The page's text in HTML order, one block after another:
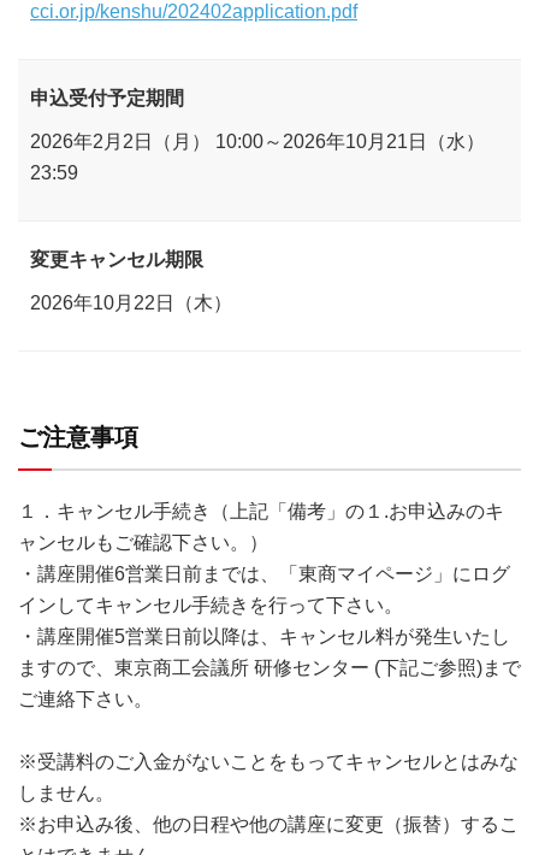
cci.or.jp/kenshu/202402application.pdf
申込受付予定期間
2026年2月2日（月） 10:00～2026年10月21日（水）
23:59
変更キャンセル期限
2026年10月22日（木）
ご注意事項
１．キャンセル手続き（上記「備考」の１.お申込みのキ
ャンセルもご確認下さい。）
・講座開催6営業日前までは、「東商マイページ」にログ
インしてキャンセル手続きを行って下さい。
・講座開催5営業日前以降は、キャンセル料が発生いたし
ますので、東京商工会議所 研修センター (下記ご参照)まで
ご連絡下さい。
※受講料のご入金がないことをもってキャンセルとはみな
しません。
※お申込み後、他の日程や他の講座に変更（振替）するこ